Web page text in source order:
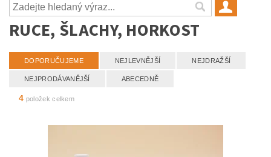
RUCE, ŠLACHY, HORKOST
DOPORUČUJEME NEJLEVNĚJŠÍ NEJDRAŽŠÍ
NEJPRODÁVANĚJŠÍ ABECEDNĚ
4 položek celkem